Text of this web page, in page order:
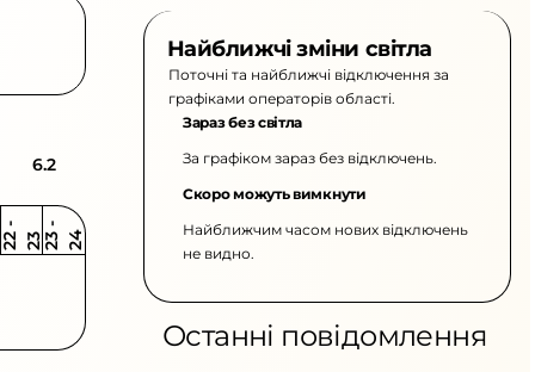
6.2
2 2
-
2 3 2 3
-
2 4
Найближчі зміни світла
Поточні та найближчі відключення за
графіками операторів області.
Зараз без світла
За графіком зараз без відключень.
Скоро можуть вимкнути
Найближчим часом нових відключень
не видно.
Останні повідомлення